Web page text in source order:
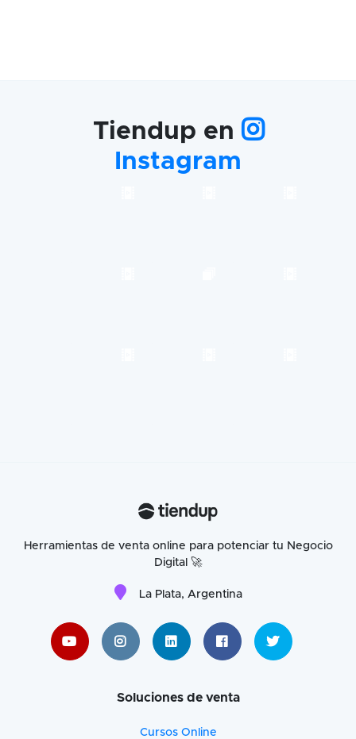
Tiendup en
Instagram
Herramientas de venta online para potenciar tu Negocio
Digital 🚀
La Plata, Argentina
Soluciones de venta
Cursos Online